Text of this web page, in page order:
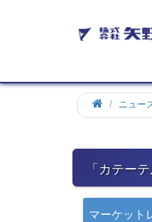
ホ
ー
ニュー
「カテー
マーケット